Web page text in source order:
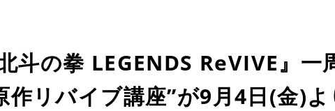
斗の拳 LEGENDS ReVIVE』一
作リバイブ講座”が9月4日(金)よ